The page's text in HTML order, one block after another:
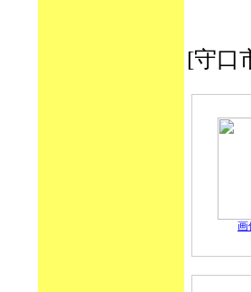
[守口
画